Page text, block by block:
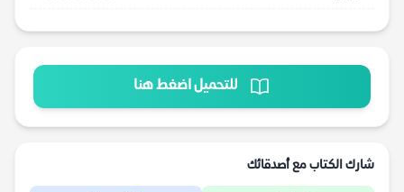
للتحميل اضغط هنا
شارك الكتاب مع أصدقائك